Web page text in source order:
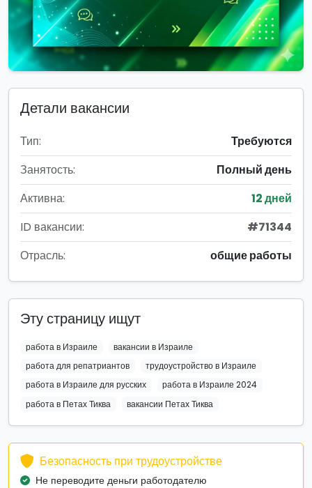
Детали вакансии
Тип:
Требуются
Занятость:
Полный день
Активна:
12 дней
ID вакансии:
#71344
Отрасль:
общие работы
Эту страницу ищут
работа в Израиле
вакансии в Израиле
работа для репатриантов
трудоустройство в Израиле
работа в Израиле для русских
работа в Израиле 2024
работа в Петах Тиква
вакансии Петах Тиква
Безопасность при трудоустройстве
Не переводите деньги работодателю